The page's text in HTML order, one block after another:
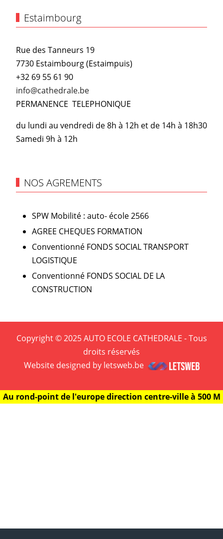
Estaimbourg
Rue des Tanneurs 19
7730 Estaimbourg (Estaimpuis)
+32 69 55 61 90
info@cathedrale.be
PERMANENCE TELEPHONIQUE
du lundi au vendredi de 8h à 12h et de 14h à 18h30
Samedi 9h à 12h
NOS AGREMENTS
SPW Mobilité : auto- école 2566
AGREE CHEQUES FORMATION
Conventionné FONDS SOCIAL TRANSPORT
LOGISTIQUE
Conventionné FONDS SOCIAL DE LA
CONSTRUCTION
Copyright © 2025 AUTO ECOLE CATHEDRALE - Tous
droits réservés
Website designed by letsweb.be
Au rond-point de l'europe direction centre-ville à 500 M